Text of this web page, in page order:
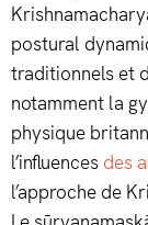
postural
traditionnels et
notamment la
physique
l’influences des
l’approche de